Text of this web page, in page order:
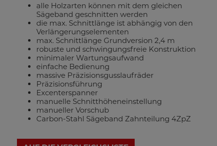
alle Holzarten können mit dem gleichen
Sägeband geschnitten werden
die max. Schnittlänge ist abhängig von den
Verlängerungselementen
max. Schnittlänge Grundversion 2,4 m
robuste und schwingungsfreie Konstruktion
minimaler Wartungsaufwand
einfache Bedienung
massive Präzisionsgusslaufräder
Präzisionsführung
Excenterspanner
manuelle Schnitthöheneinstellung
manueller Vorschub
Carbon-Stahl Sägeband Zahnteilung 4ZpZ